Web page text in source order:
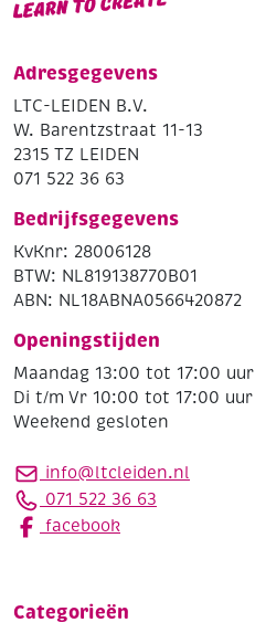
Adresgegevens
LTC-LEIDEN B.V.
W. Barentzstraat 11-13
2315 TZ LEIDEN
071 522 36 63
Bedrijfsgegevens
KvKnr: 28006128
BTW: NL819138770B01
ABN: NL18ABNA0566420872
Openingstijden
Maandag 13:00 tot 17:00 uur
Di t/m Vr 10:00 tot 17:00 uur
Weekend gesloten
info@ltcleiden.nl
071 522 36 63
facebook
Categorieën